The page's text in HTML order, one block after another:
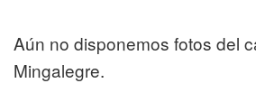
Aún no disponemos fotos del
Mingalegre.